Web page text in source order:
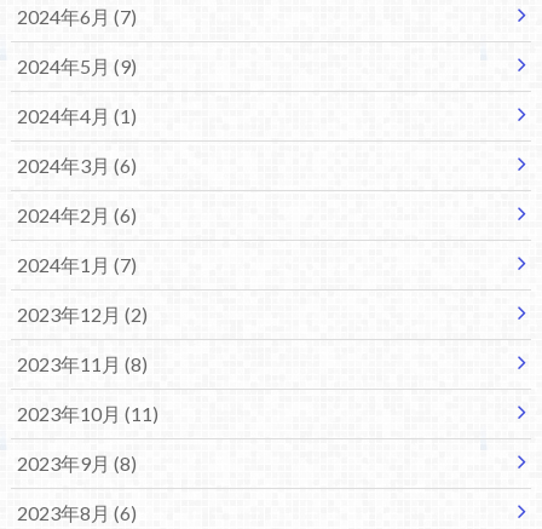
2024年6月 (7)
2024年5月 (9)
2024年4月 (1)
2024年3月 (6)
2024年2月 (6)
2024年1月 (7)
2023年12月 (2)
2023年11月 (8)
2023年10月 (11)
2023年9月 (8)
2023年8月 (6)